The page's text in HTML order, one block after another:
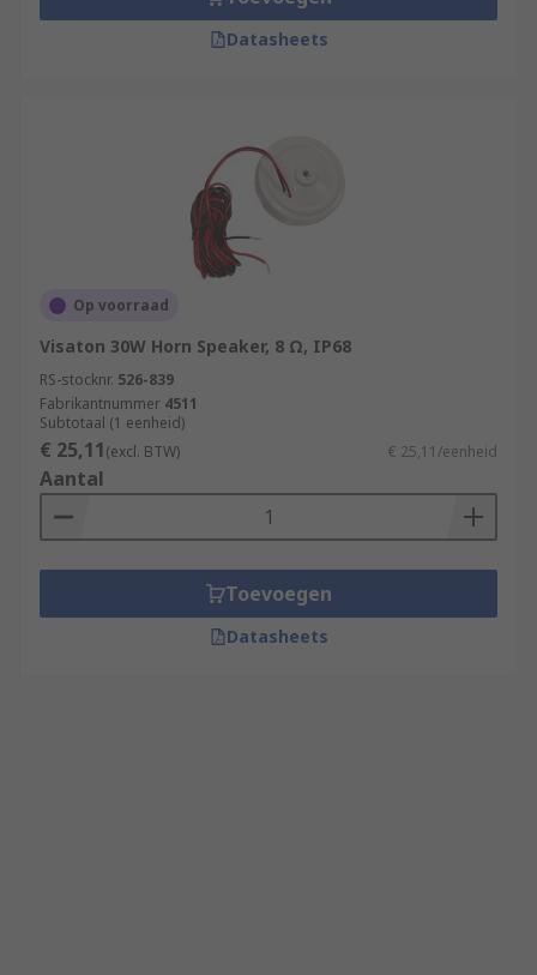
Datasheets
Op voorraad
Visaton 30W Horn Speaker, 8 Ω, IP68
RS-stocknr. 526-839
Fabrikantnummer 4511
Subtotaal (1 eenheid)
€ 25,11(excl. BTW) € 25,11/eenheid
Aantal
Toevoegen
Datasheets